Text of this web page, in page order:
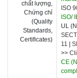
chất lượng,
Chứng chỉ
(Quality
Standards,
Certificates)
ISO
ISO/
UL
11
>>
CE